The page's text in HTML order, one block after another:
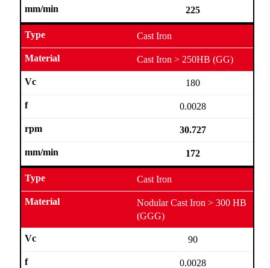
225
Cast Iron
Cast Iron > 250HB (GG)
180
0.0028
30.727
172
Cast Iron
Nodular Cast Iron > 300 HB
(GGG)
90
0.0028